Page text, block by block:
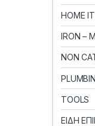
HOME
IRON –
NON
TOOLS
ΕΙΔΗ